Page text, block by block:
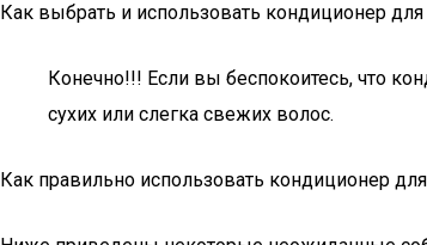
Как выбрать и использовать кондиционер
Конечно!!! Если вы беспокоитесь, что
сухих или слегка свежих волос.
Как правильно использовать кондиционер